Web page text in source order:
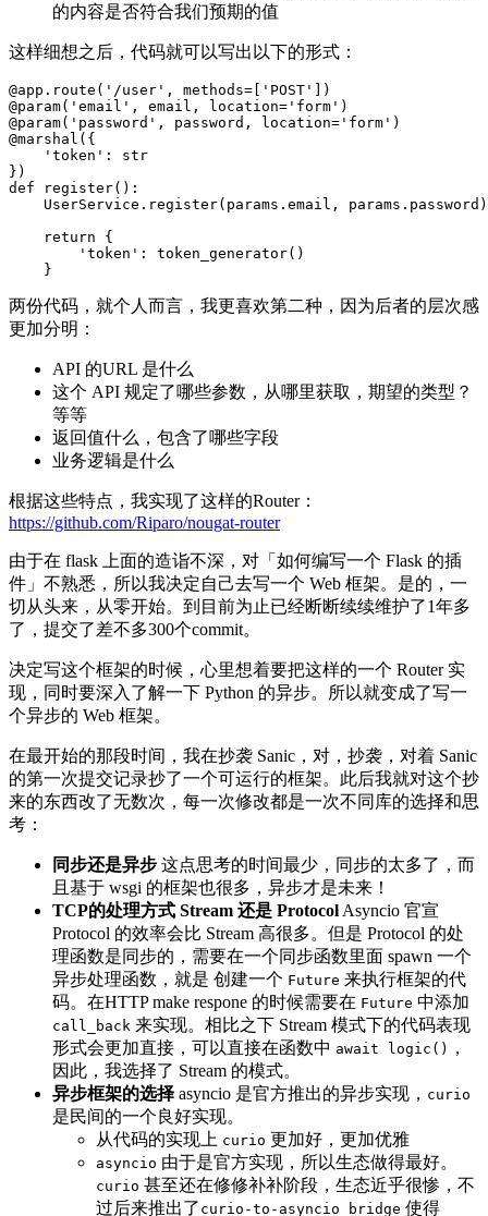
的内容是否符合我们预期的值
这样细想之后，代码就可以写出以下的形式：
@app.route('/user', methods=['POST'])
@param('email', email, location='form')
@param('password', password, location='form')
@marshal({
    'token': str
})
def register():
    UserService.register(params.email, params.password)
    return {
        'token': token_generator()
两份代码，就个人而言，我更喜欢第二种，因为后者的层次感
更加分明：
API 的URL 是什么
这个 API 规定了哪些参数，从哪里获取，期望的类型？
等等
返回值什么，包含了哪些字段
业务逻辑是什么
根据这些特点，我实现了这样的Router：
https://github.com/Riparo/nougat-router
由于在 flask 上面的造诣不深，对「如何编写一个 Flask 的插
件」不熟悉，所以我决定自己去写一个 Web 框架。是的，一
切从头来，从零开始。到目前为止已经断断续续维护了1年多
了，提交了差不多300个commit。
决定写这个框架的时候，心里想着要把这样的一个 Router 实
现，同时要深入了解一下 Python 的异步。所以就变成了写一
个异步的 Web 框架。
在最开始的那段时间，我在抄袭 Sanic，对，抄袭，对着 Sanic
的第一次提交记录抄了一个可运行的框架。此后我就对这个抄
来的东西改了无数次，每一次修改都是一次不同库的选择和思
考：
同步还是异步 这点思考的时间最少，同步的太多了，而
且基于 wsgi 的框架也很多，异步才是未来！
TCP的处理方式 Stream 还是 Protocol Asyncio 官宣
Protocol 的效率会比 Stream 高很多。但是 Protocol 的处
理函数是同步的，需要在一个同步函数里面 spawn 一个
异步处理函数，就是 创建一个 Future 来执行框架的代
码。在HTTP make respone 的时候需要在 Future 中添加
call_back 来实现。相比之下 Stream 模式下的代码表现
形式会更加直接，可以直接在函数中 await logic()
，
因此，我选择了 Stream 的模式。
异步框架的选择 asyncio 是官方推出的异步实现， curio
是民间的一个良好实现。
从代码的实现上 curio 更加好，更加优雅
asyncio 由于是官方实现，所以生态做得最好。
curio 甚至还在修修补补阶段，生态近乎很惨，不
过后来推出了 curio-to-asyncio bridge 使得